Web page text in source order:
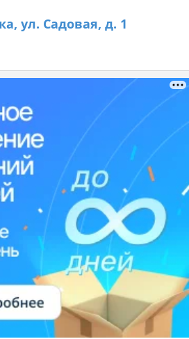
ул. Садовая, д. 1